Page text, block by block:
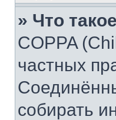
» Что
COPPA
частных
собирать